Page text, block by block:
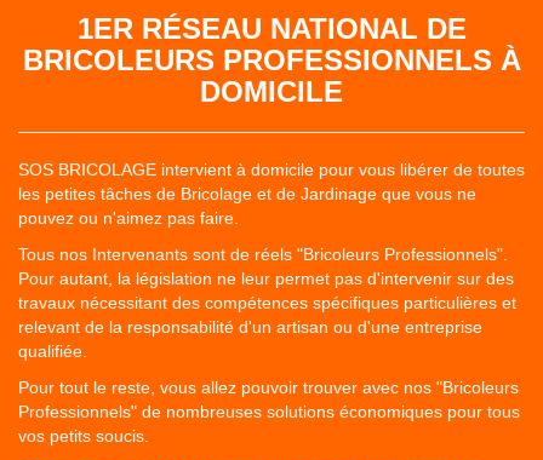
1ER RÉSEAU NATIONAL DE
BRICOLEURS PROFESSIONNELS À
DOMICILE
SOS BRICOLAGE intervient à domicile pour vous libérer de toutes
les petites tâches de Bricolage et de Jardinage que vous ne
pouvez ou n'aimez pas faire.
Tous nos Intervenants sont de réels "Bricoleurs Professionnels".
Pour autant, la législation ne leur permet pas d'intervenir sur des
travaux nécessitant des compétences spécifiques particulières et
relevant de la responsabilité d'un artisan ou d'une entreprise
qualifiée.
Pour tout le reste, vous allez pouvoir trouver avec nos "Bricoleurs
Professionnels" de nombreuses solutions économiques pour tous
vos petits soucis.